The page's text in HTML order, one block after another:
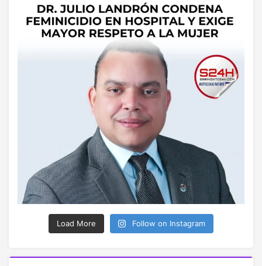
Load More Follow on Instagram